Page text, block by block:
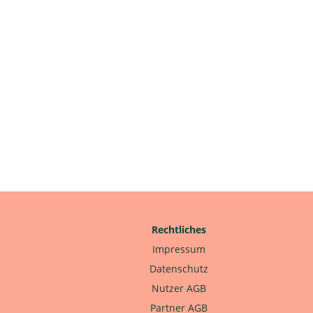
Rechtliches
Impressum
Datenschutz
Nutzer AGB
Partner AGB